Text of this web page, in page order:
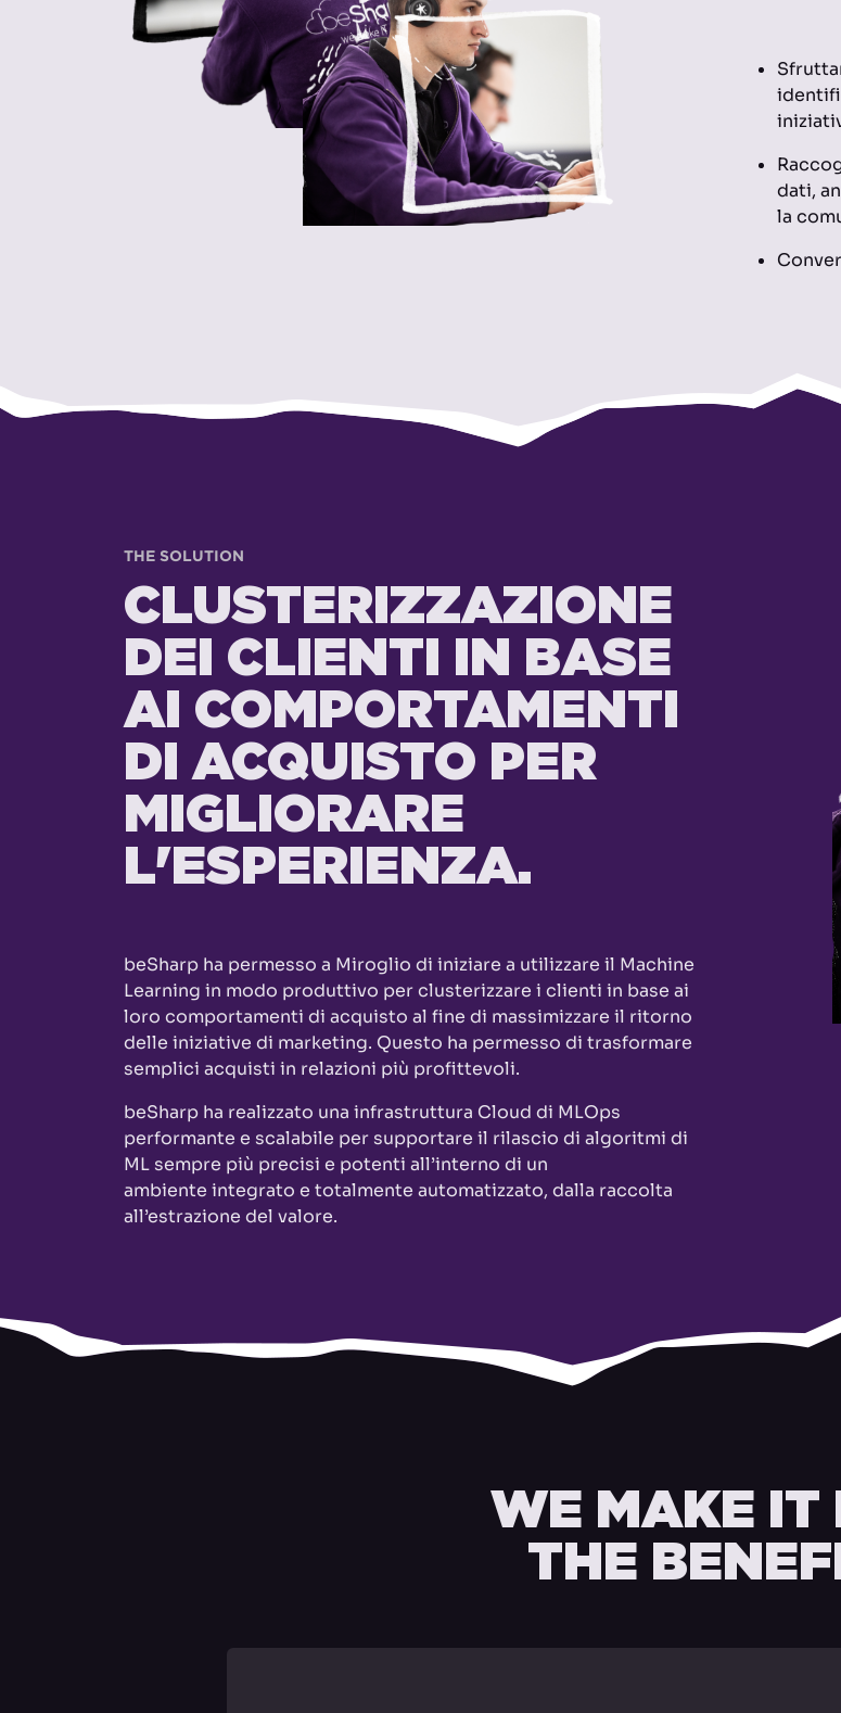
dati,
la
THE SOLUTION
CLUSTERIZZAZIONE
DEI CLIENTI IN BASE
AI COMPORTAMENTI
DI ACQUISTO PER
MIGLIORARE
L'ESPERIENZA.
beSharp ha permesso a Miroglio di iniziare a utilizzare il Machine
Learning in modo produttivo per clusterizzare i clienti in base ai
loro comportamenti di acquisto al fine di massimizzare il ritorno
delle iniziative di marketing. Questo ha permesso di trasformare
semplici acquisti in relazioni più profittevoli.
beSharp ha realizzato una infrastruttura Cloud di MLOps
performante e scalabile per supportare il rilascio di algoritmi di
ML sempre più precisi e potenti all’interno di un
ambiente integrato e totalmente automatizzato, dalla raccolta
all’estrazione del valore.
WE MAKE IT
THE